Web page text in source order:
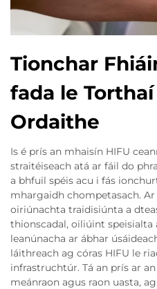
Tionchar
fada le
Ordaithe
Is é prís an mhaisín HIFU
straitéiseach atá ar fáil do
a bhfuil spéis acu i fás
mhargaidh chompetasach.
oiriúnachta traidisiúnta a
thionscadal, oiliúint speisialta
leanúnacha ar ábhar
láithreach ag córas HIFU le
infrastruchtúr. Tá an prís ar
meánraon agus raon uasta,